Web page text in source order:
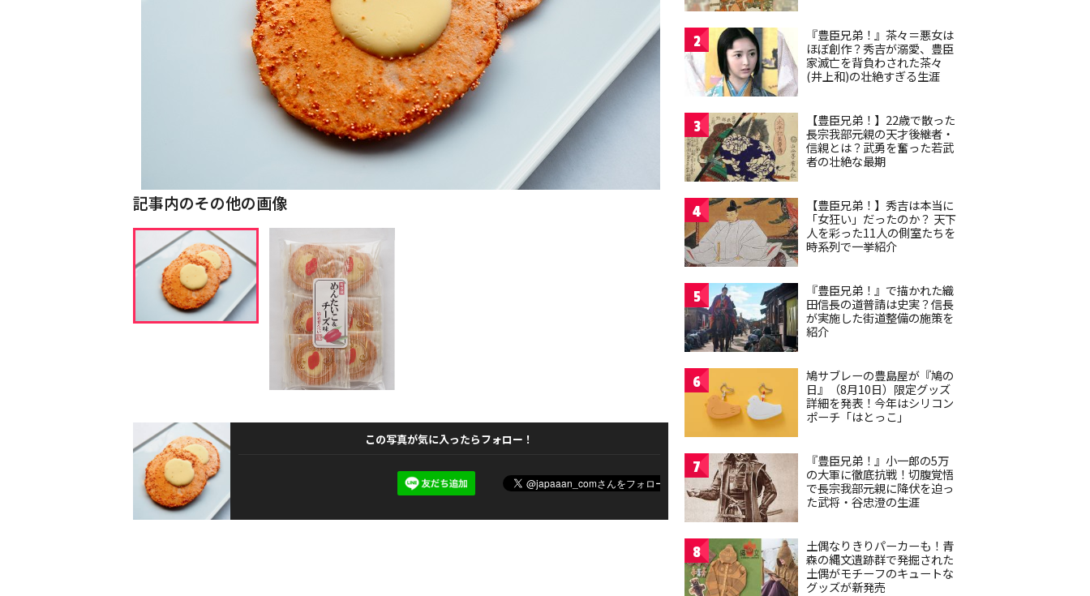
記事内のその他の画像
この写真が気に入ったらフォロー！
2
『豊臣兄弟！』茶々＝悪女は
ほぼ創作？秀吉が溺愛、豊臣
家滅亡を背負わされた茶々
(井上和)の壮絶すぎる生涯
3
【豊臣兄弟！】22歳で散った
長宗我部元親の天才後継者・
信親とは？武勇を奮った若武
者の壮絶な最期
4
【豊臣兄弟！】秀吉は本当に
「女狂い」だったのか？ 天下
人を彩った11人の側室たちを
時系列で一挙紹介
5
『豊臣兄弟！』で描かれた織
田信長の道普請は史実？信長
が実施した街道整備の施策を
紹介
6
鳩サブレーの豊島屋が『鳩の
日』（8月10日）限定グッズ
詳細を発表！今年はシリコン
ポーチ「はとっこ」
7
『豊臣兄弟！』小一郎の5万
の大軍に徹底抗戦！切腹覚悟
で長宗我部元親に降伏を迫っ
た武将・谷忠澄の生涯
8
土偶なりきりパーカーも！青
森の縄文遺跡群で発掘された
土偶がモチーフのキュートな
グッズが新発売